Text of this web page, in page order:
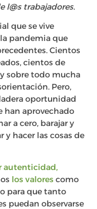
l@s trabajadores.
que se vive
pandemia que
Cientos
cientos de
sobre todo mucha
Pero,
oportunidad
han aprovechado
a cero, barajar y
y hacer las cosas de
autenticidad,
los valores como
para que tanto
puedan observarse